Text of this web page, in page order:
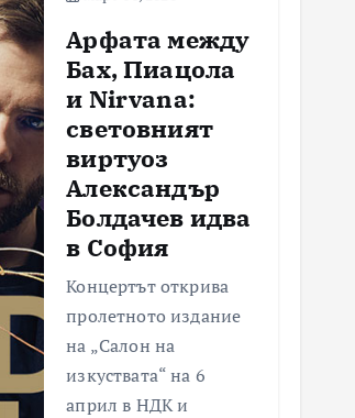
Арфата между
Бах, Пиацола
и Nirvana:
световният
виртуоз
Александър
Болдачев идва
в София
Концертът открива
пролетното издание
на „Салон на
изкуствата“ на 6
април в НДК и